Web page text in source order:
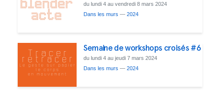
du lundi 4 au vendredi 8 mars 2024
Dans les murs — 2024
Semaine de workshops croisés #6
du lundi 4 au jeudi 7 mars 2024
Dans les murs — 2024